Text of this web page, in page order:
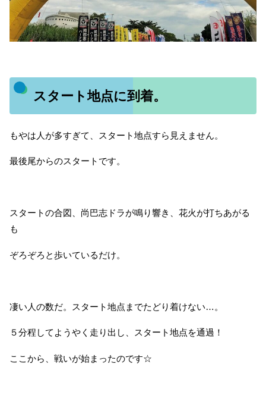
スタート地点に到着。
もやは人が多すぎて、スタート地点すら見えません。
最後尾からのスタートです。
スタートの合図、尚巴志ドラが鳴り響き、花火が打ちあがる
も
ぞろぞろと歩いているだけ。
凄い人の数だ。スタート地点までたどり着けない…。
５分程してようやく走り出し、スタート地点を通過！
ここから、戦いが始まったのです☆